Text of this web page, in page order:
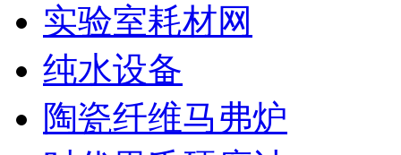
实验室耗材网
纯水设备
陶瓷纤维马弗炉